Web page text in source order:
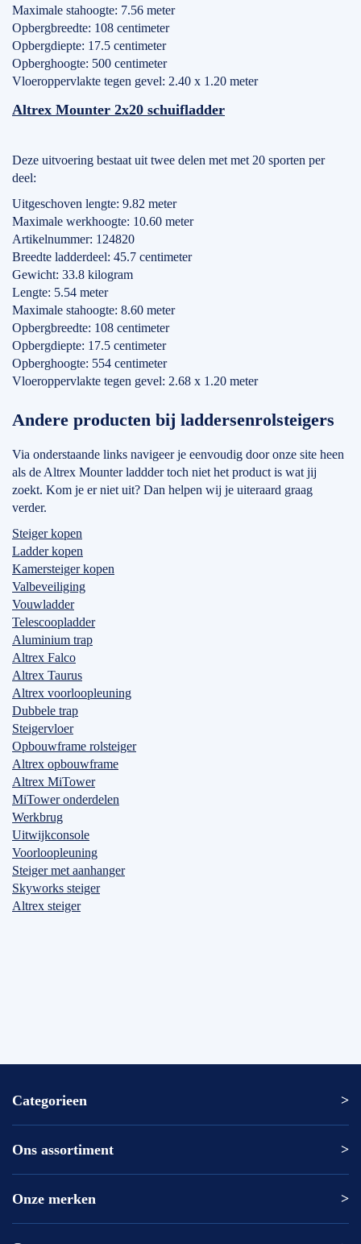
Maximale stahoogte: 7.56 meter
Opbergbreedte: 108 centimeter
Opbergdiepte: 17.5 centimeter
Opberghoogte: 500 centimeter
Vloeroppervlakte tegen gevel: 2.40 x 1.20 meter
Altrex Mounter 2x20 schuifladder
Deze uitvoering bestaat uit twee delen met met 20 sporten per
deel:
Uitgeschoven lengte: 9.82 meter
Maximale werkhoogte: 10.60 meter
Artikelnummer: 124820
Breedte ladderdeel: 45.7 centimeter
Gewicht: 33.8 kilogram
Lengte: 5.54 meter
Maximale stahoogte: 8.60 meter
Opbergbreedte: 108 centimeter
Opbergdiepte: 17.5 centimeter
Opberghoogte: 554 centimeter
Vloeroppervlakte tegen gevel: 2.68 x 1.20 meter
Andere producten bij laddersenrolsteigers
Via onderstaande links navigeer je eenvoudig door onze site heen
als de Altrex Mounter laddder toch niet het product is wat jij
zoekt. Kom je er niet uit? Dan helpen wij je uiteraard graag
verder.
Steiger kopen
Ladder kopen
Kamersteiger kopen
Valbeveiliging
Vouwladder
Telescoopladder
Aluminium trap
Altrex Falco
Altrex Taurus
Altrex voorloopleuning
Dubbele trap
Steigervloer
Opbouwframe rolsteiger
Altrex opbouwframe
Altrex MiTower
MiTower onderdelen
Werkbrug
Uitwijkconsole
Voorloopleuning
Steiger met aanhanger
Skyworks steiger
Altrex steiger
Categorieen
Altrex ladder
Altrex trap
Altrex kamersteiger
Rolsteiger kopen
Ons assortiment
Altrex
ASC
Onze merken